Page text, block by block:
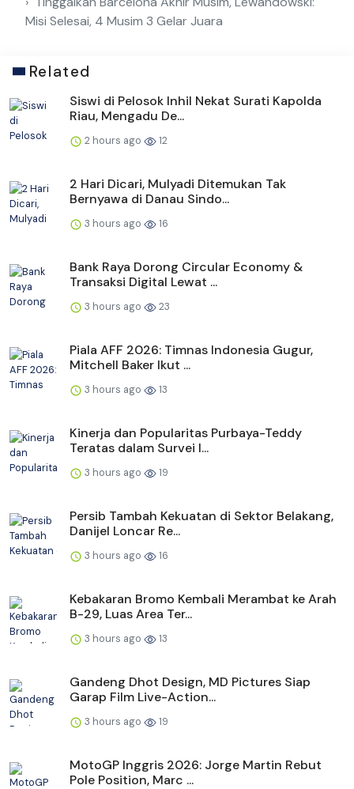
Misi Selesai, 4 Musim 3 Gelar Juara
Related
Siswi di Pelosok Inhil Nekat Surati Kapolda
Riau, Mengadu De...
2 hours ago 12
2 Hari Dicari, Mulyadi Ditemukan Tak
Bernyawa di Danau Sindo...
3 hours ago 16
Bank Raya Dorong Circular Economy &
Transaksi Digital Lewat ...
3 hours ago 23
Piala AFF 2026: Timnas Indonesia Gugur,
Mitchell Baker Ikut ...
3 hours ago 13
Kinerja dan Popularitas Purbaya-Teddy
Teratas dalam Survei I...
3 hours ago 19
Persib Tambah Kekuatan di Sektor Belakang,
Danijel Loncar Re...
3 hours ago 16
Kebakaran Bromo Kembali Merambat ke Arah
B-29, Luas Area Ter...
3 hours ago 13
Gandeng Dhot Design, MD Pictures Siap
Garap Film Live-Action...
3 hours ago 19
MotoGP Inggris 2026: Jorge Martin Rebut
Pole Position, Marc ...